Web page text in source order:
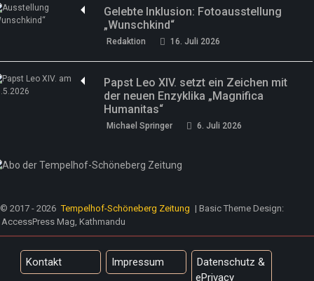
Gelebte Inklusion: Fotoausstellung
„Wunschkind“
Redaktion 16. Juli 2026
Papst Leo XIV. setzt ein Zeichen mit
der neuen Enzyklika „Magnifica
Humanitas“
Michael Springer 6. Juli 2026
© 2017 - 2026 Tempelhof-Schöneberg Zeitung | Basic Theme Design:
AccessPress Mag, Kathmandu
Kontakt Impressum
Datenschutz &
ePrivacy